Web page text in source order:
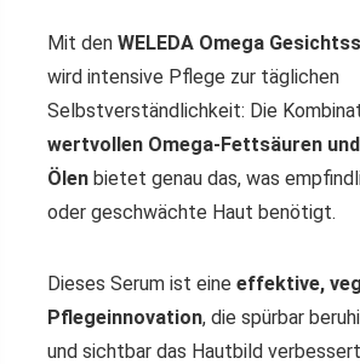
Mit den WELEDA Omega
wird intensive Pflege zur täglichen
Selbstverständlichkeit: Die
wertvollen Omega-Fettsäuren
Ölen bietet genau das, was
oder geschwächte Haut benötigt.
Dieses Serum ist eine effektive,
Pflegeinnovation, die spürbar
und sichtbar das Hautbild